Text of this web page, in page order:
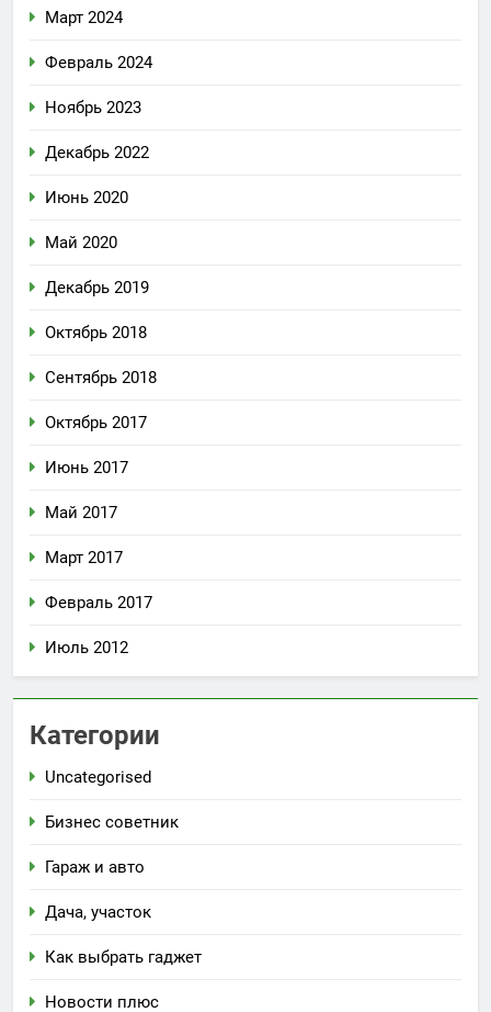
Март 2024
Февраль 2024
Ноябрь 2023
Декабрь 2022
Июнь 2020
Май 2020
Декабрь 2019
Октябрь 2018
Сентябрь 2018
Октябрь 2017
Июнь 2017
Май 2017
Март 2017
Февраль 2017
Июль 2012
Категории
Uncategorised
Бизнес советник
Гараж и авто
Дача, участок
Как выбрать гаджет
Новости плюс